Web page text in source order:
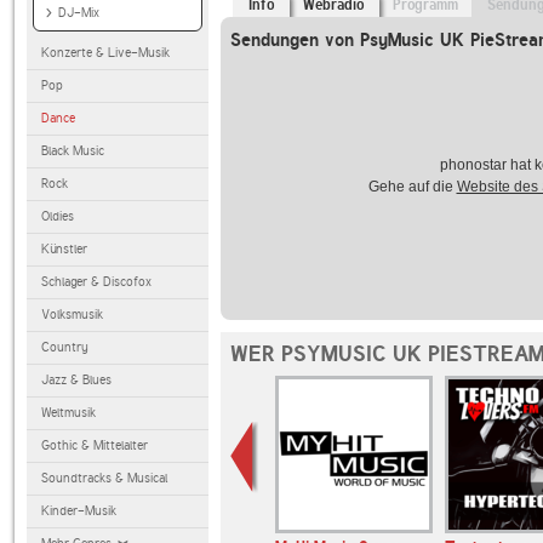
DJ-Mix
Konzerte & Live-Musik
Pop
Dance
Black Music
Rock
Oldies
Künstler
Schlager & Discofox
Volksmusik
Country
Jazz & Blues
Weltmusik
Gothic & Mittelalter
Soundtracks & Musical
Kinder-Musik
Info Webradio Programm
Sendungen von PsyMusic UK
phonostar hat
Gehe auf die Website des
WER PSYMUSIC UK